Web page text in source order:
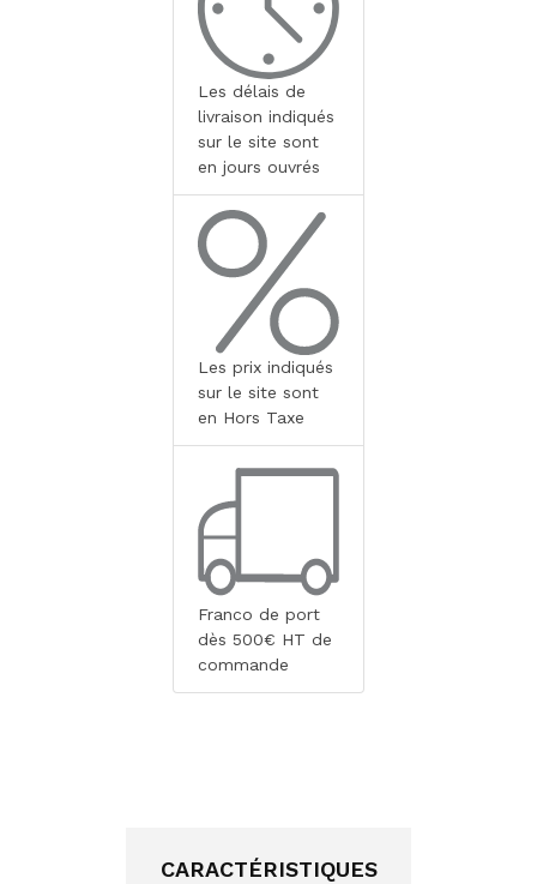
Les délais de
livraison indiqués
sur le site sont
en jours ouvrés
Les prix indiqués
sur le site sont
en Hors Taxe
Franco de port
dès 500€ HT de
commande
CARACTÉRISTIQUES